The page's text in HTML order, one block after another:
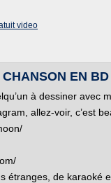
video
EN
à dessiner avec
allez-voir, c’est
étranges, de karaoké